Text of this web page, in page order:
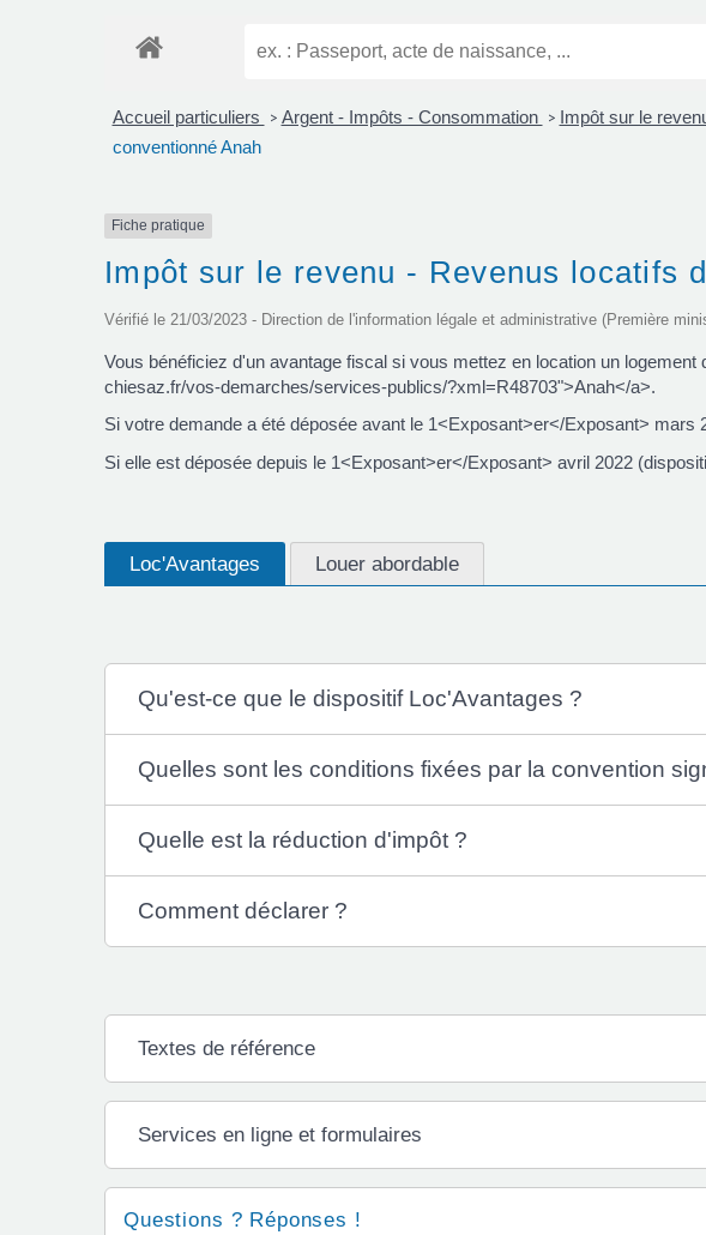
Accueil particuliers > Argent - Impôts - Consommation > Impôt sur le
conventionné Anah
Fiche pratique
Impôt sur le revenu - Revenus locatifs
Vérifié le 21/03/2023 - Direction de l'information légale et administrative (Première
Vous bénéficiez d'un avantage fiscal si vous mettez en location un
chiesaz.fr/vos-demarches/services-publics/?xml=R48703">Anah</a>.
Si votre demande a été déposée avant le 1<Exposant>er</Exposant>
Si elle est déposée depuis le 1<Exposant>er</Exposant> avril 2022
Loc'Avantages Louer abordable
Qu'est-ce que le dispositif Loc'Avantages ?
Quelles sont les conditions fixées par la convention
Quelle est la réduction d'impôt ?
Comment déclarer ?
Textes de référence
Services en ligne et formulaires
Questions ? Réponses !